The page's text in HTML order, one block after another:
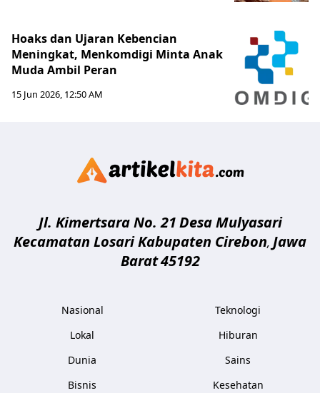
Hoaks dan Ujaran Kebencian
Meningkat, Menkomdigi Minta Anak
Muda Ambil Peran
15 Jun 2026, 12:50 AM
Jl. Kimertsara No. 21Desa Mulyasari
Kecamatan Losari Kabupaten Cirebon, Jawa
Barat45192
Nasional
Lokal
Dunia
Bisnis
Teknologi
Hiburan
Sains
Kesehatan